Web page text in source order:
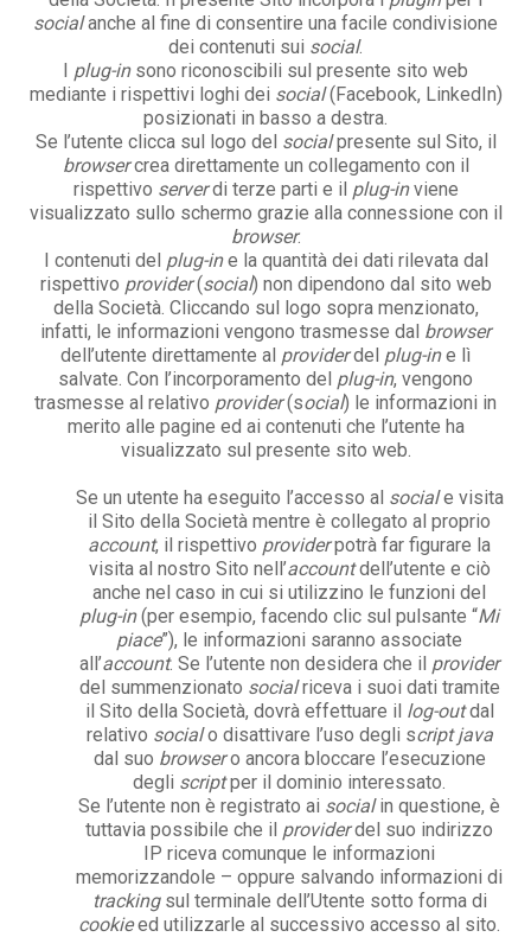
socialanche al fine di consentire una facile condivisione
dei contenuti sui social.
I plug-insono riconoscibili sul presente sito web
mediante i rispettivi loghi dei social(Facebook, LinkedIn)
posizionati in basso a destra.
Se l’utente clicca sul logo del socialpresente sul Sito, il
browsercrea direttamente un collegamento con il
rispettivo serverdi terze parti e il plug-inviene
visualizzato sullo schermo grazie alla connessione con il
browser.
I contenuti del plug-ine la quantità dei dati rilevata dal
rispettivo provider(social) non dipendono dal sito web
della Società. Cliccando sul logo sopra menzionato,
infatti, le informazioni vengono trasmesse dal browser
dell’utente direttamente al providerdel plug-ine lì
salvate. Con l’incorporamento del plug-in, vengono
trasmesse al relativo provider(social) le informazioni in
merito alle pagine ed ai contenuti che l’utente ha
visualizzato sul presente sito web.
Se un utente ha eseguito l’accesso al sociale visita
il Sito della Società mentre è collegato al proprio
account, il rispettivo providerpotrà far figurare la
visita al nostro Sito nell’accountdell’utente e ciò
anche nel caso in cui si utilizzino le funzioni del
plug-in(per esempio, facendo clic sul pulsante “Mi
piace”), le informazioni saranno associate
all’account. Se l’utente non desidera che il provider
del summenzionato socialriceva i suoi dati tramite
il Sito della Società, dovrà effettuare il log-outdal
relativo socialo disattivare l’uso degli script java
dal suo browsero ancora bloccare l’esecuzione
degli scriptper il dominio interessato.
Se l’utente non è registrato ai socialin questione, è
tuttavia possibile che il providerdel suo indirizzo
IP riceva comunque le informazioni
memorizzandole – oppure salvando informazioni di
trackingsul terminale dell’Utente sotto forma di
cookieed utilizzarle al successivo accesso al sito.